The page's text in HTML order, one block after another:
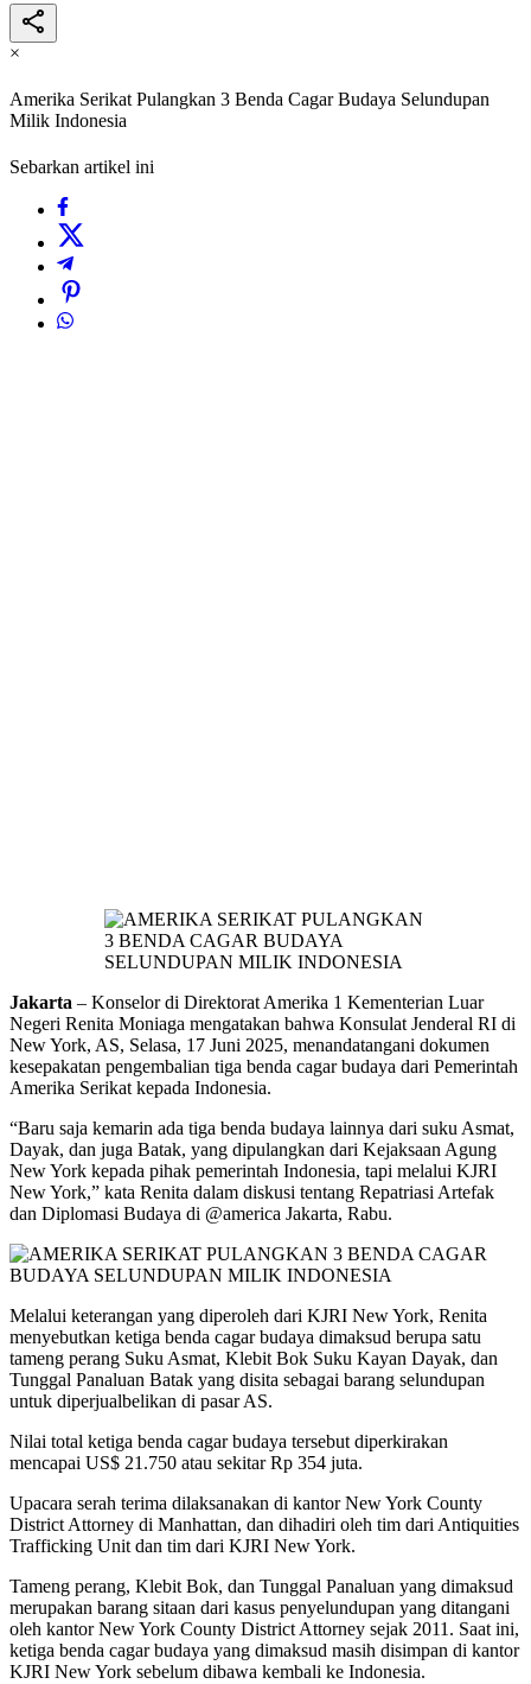
×
Amerika Serikat Pulangkan 3 Benda Cagar Budaya Selundupan
Milik Indonesia
Sebarkan artikel ini
Jakarta – Konselor di Direktorat Amerika 1 Kementerian Luar
Negeri Renita Moniaga mengatakan bahwa Konsulat Jenderal RI di
New York, AS, Selasa, 17 Juni 2025, menandatangani dokumen
kesepakatan pengembalian tiga benda cagar budaya dari Pemerintah
Amerika Serikat kepada Indonesia.
“Baru saja kemarin ada tiga benda budaya lainnya dari suku Asmat,
Dayak, dan juga Batak, yang dipulangkan dari Kejaksaan Agung
New York kepada pihak pemerintah Indonesia, tapi melalui KJRI
New York,” kata Renita dalam diskusi tentang Repatriasi Artefak
dan Diplomasi Budaya di @america Jakarta, Rabu.
Melalui keterangan yang diperoleh dari KJRI New York, Renita
menyebutkan ketiga benda cagar budaya dimaksud berupa satu
tameng perang Suku Asmat, Klebit Bok Suku Kayan Dayak, dan
Tunggal Panaluan Batak yang disita sebagai barang selundupan
untuk diperjualbelikan di pasar AS.
Nilai total ketiga benda cagar budaya tersebut diperkirakan
mencapai US$ 21.750 atau sekitar Rp 354 juta.
Upacara serah terima dilaksanakan di kantor New York County
District Attorney di Manhattan, dan dihadiri oleh tim dari Antiquities
Trafficking Unit dan tim dari KJRI New York.
Tameng perang, Klebit Bok, dan Tunggal Panaluan yang dimaksud
merupakan barang sitaan dari kasus penyelundupan yang ditangani
oleh kantor New York County District Attorney sejak 2011. Saat ini,
ketiga benda cagar budaya yang dimaksud masih disimpan di kantor
KJRI New York sebelum dibawa kembali ke Indonesia.